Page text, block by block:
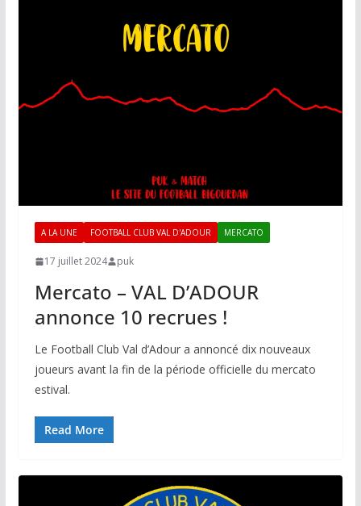
A LA UNE FOOTBALL CLUB VAL D'ADOUR MERCATO
17 juillet 2024 puk
Mercato – VAL D’ADOUR
annonce 10 recrues !
Le Football Club Val d’Adour a annoncé dix nouveaux
joueurs avant la fin de la période officielle du mercato
estival.
Read More